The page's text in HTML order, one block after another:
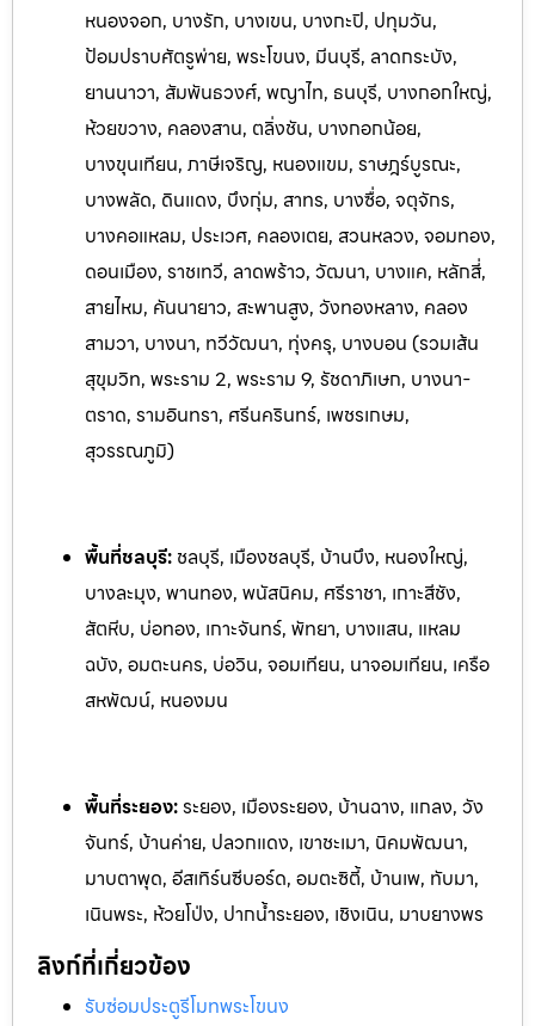
หนองจอก, บางรัก, บางเขน, บางกะปิ, ปทุมวัน,
ป้อมปราบศัตรูพ่าย, พระโขนง, มีนบุรี, ลาดกระบัง,
ยานนาวา, สัมพันธวงศ์, พญาไท, ธนบุรี, บางกอกใหญ่,
ห้วยขวาง, คลองสาน, ตลิ่งชัน, บางกอกน้อย,
บางขุนเทียน, ภาษีเจริญ, หนองแขม, ราษฎร์บูรณะ,
บางพลัด, ดินแดง, บึงกุ่ม, สาทร, บางซื่อ, จตุจักร,
บางคอแหลม, ประเวศ, คลองเตย, สวนหลวง, จอมทอง,
ดอนเมือง, ราชเทวี, ลาดพร้าว, วัฒนา, บางแค, หลักสี่,
สายไหม, คันนายาว, สะพานสูง, วังทองหลาง, คลอง
สามวา, บางนา, ทวีวัฒนา, ทุ่งครุ, บางบอน (รวมเส้น
สุขุมวิท, พระราม 2, พระราม 9, รัชดาภิเษก, บางนา-
ตราด, รามอินทรา, ศรีนครินทร์, เพชรเกษม,
สุวรรณภูมิ)
พื้นที่ชลบุรี: ชลบุรี, เมืองชลบุรี, บ้านบึง, หนองใหญ่,
บางละมุง, พานทอง, พนัสนิคม, ศรีราชา, เกาะสีชัง,
สัตหีบ, บ่อทอง, เกาะจันทร์, พัทยา, บางแสน, แหลม
ฉบัง, อมตะนคร, บ่อวิน, จอมเทียน, นาจอมเทียน, เครือ
สหพัฒน์, หนองมน
พื้นที่ระยอง:ระยอง, เมืองระยอง, บ้านฉาง, แกลง, วัง
จันทร์, บ้านค่าย, ปลวกแดง, เขาชะเมา, นิคมพัฒนา,
มาบตาพุด, อีสเทิร์นซีบอร์ด, อมตะซิตี้, บ้านเพ, ทับมา,
เนินพระ, ห้วยโป่ง, ปากน้ำระยอง, เชิงเนิน, มาบยางพร
ลิงก์ที่เกี่ยวข้อง
รับซ่อมประตูรีโมทพระโขนง